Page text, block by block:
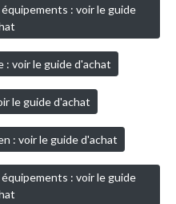
: voir le guide
: voir le guide d'achat
le guide d'achat
: voir le guide d'achat
: voir le guide